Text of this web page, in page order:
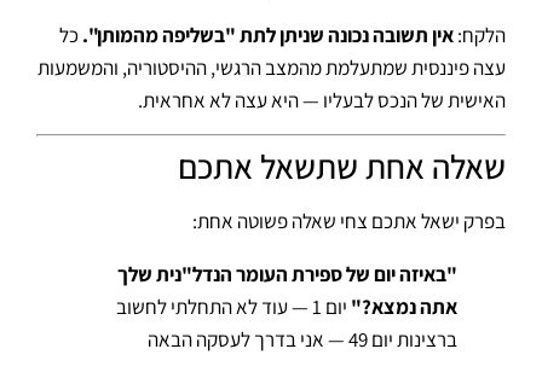
הלקח:אין תשובה נכונה שניתן לתת "בשליפה מהמותן". כל
עצה פיננסית שמתעלמת מהמצב הרגשי, ההיסטוריה, והמשמעות
האישית של הנכס לבעליו — היא עצה לא אחראית.
שאלה אחת שתשאל אתכם
בפרק ישאל אתכם צחי שאלה פשוטה אחת:
"באיזה יום של ספירת העומר הנדל"נית שלך
אתה נמצא?"
יום 1 — עוד לא התחלתי לחשוב
ברצינות יום 49 — אני בדרך לעסקה הבאה